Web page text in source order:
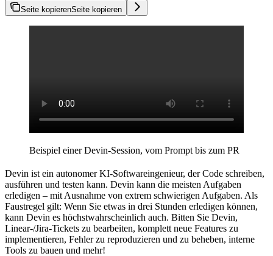
Seite kopierenSeite kopieren
Beispiel einer Devin-Session, vom Prompt bis zum PR
Devin ist ein autonomer KI-Softwareingenieur, der Code schreiben,
ausführen und testen kann. Devin kann die meisten Aufgaben
erledigen – mit Ausnahme von extrem schwierigen Aufgaben. Als
Faustregel gilt: Wenn Sie etwas in drei Stunden erledigen können,
kann Devin es höchstwahrscheinlich auch. Bitten Sie Devin,
Linear-/Jira-Tickets zu bearbeiten, komplett neue Features zu
implementieren, Fehler zu reproduzieren und zu beheben, interne
Tools zu bauen und mehr!